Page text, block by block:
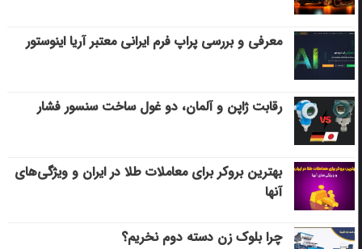
معرفی و بررسی پراپ فرم ایرانی معتبر آریا اینوستور
رقابت ژاپن و آلمان، دو غول ساخت سنسور فشار
بهترین بروکر برای معاملات طلا در ایران و ویژگی‌های
آنها
چرا بلوک زن دسته دوم نخریم؟